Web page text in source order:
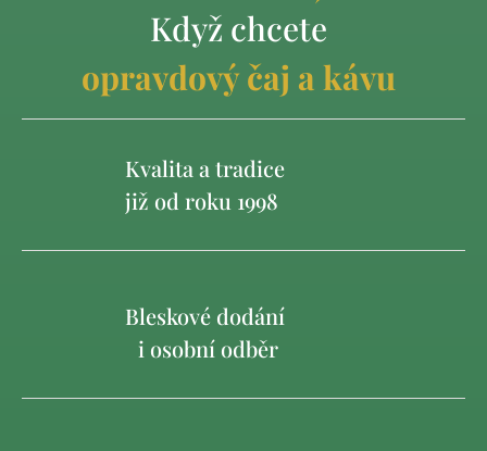
Když chcete
opravdový čaj a kávu
Kvalita a tradice
již od roku 1998
Bleskové dodání
i osobní odběr